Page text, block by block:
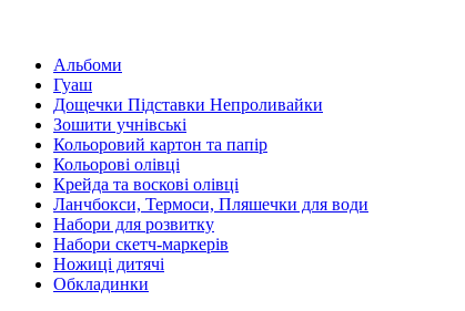
Альбоми
Гуаш
Дощечки Підставки Непроливайки
Зошити учнівські
Кольоровий картон та папір
Кольорові олівці
Крейда та воскові олівці
Ланчбокси, Термоси, Пляшечки для води
Набори для розвитку
Набори скетч-маркерів
Ножиці дитячі
Обкладинки